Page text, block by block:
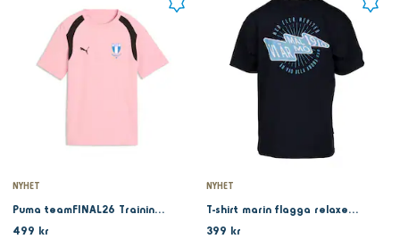
NYHET
Puma teamFINAL26 Training Jersey Pink
499 kr
NYHET
T-shirt marin flagga relaxed fit
399 kr